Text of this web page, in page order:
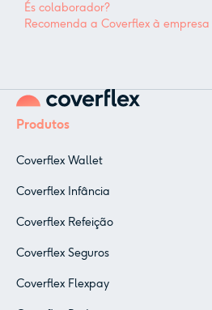
És colaborador?
Recomenda a Coverflex à
Produtos
Coverflex Wallet
Coverflex Infância
Coverflex Refeição
Coverflex Seguros
Coverflex Flexpay